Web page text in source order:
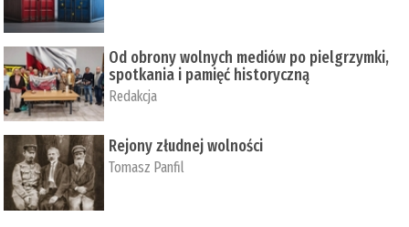
Od obrony wolnych mediów po pielgrzymki,
spotkania i pamięć historyczną
Redakcja
Rejony złudnej wolności
Tomasz Panfil